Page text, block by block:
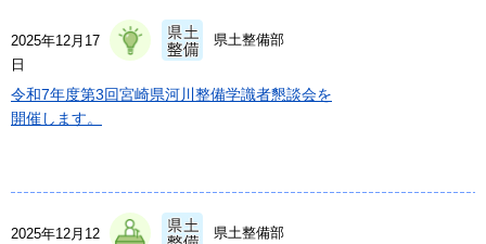
2025年12月17
日
県土整備部
令和7年度第3回宮崎県河川整備学識者懇談会を
開催します。
2025年12月12
県土整備部